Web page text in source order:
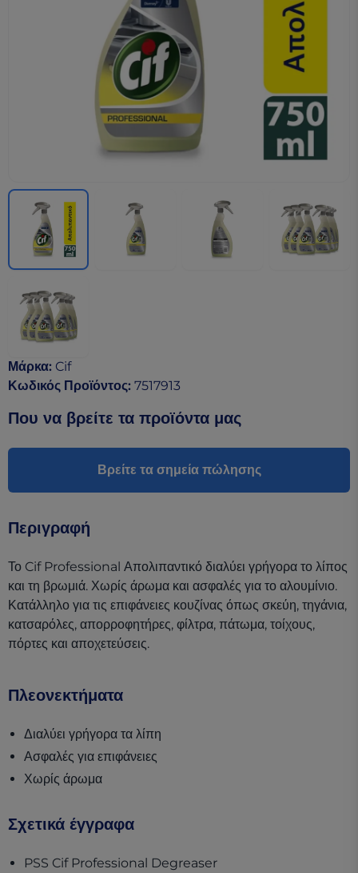
Μάρκα: Cif
Κωδικός Προϊόντος: 7517913
Που να βρείτε τα προϊόντα μας
Βρείτε τα σημεία πώλησης
Περιγραφή
Το Cif Professional Απολιπαντικό διαλύει γρήγορα το λίπος
και τη βρωμιά. Χωρίς άρωμα και ασφαλές για το αλουμίνιο.
Κατάλληλο για τις επιφάνειες κουζίνας όπως σκεύη, τηγάνια,
κατσαρόλες, απορροφητήρες, φίλτρα, πάτωμα, τοίχους,
πόρτες και αποχετεύσεις.
Πλεονεκτήματα
Διαλύει γρήγορα τα λίπη
Ασφαλές για επιφάνειες
Χωρίς άρωμα
Σχετικά έγγραφα
PSS Cif Professional Degreaser(opens in a new tab)